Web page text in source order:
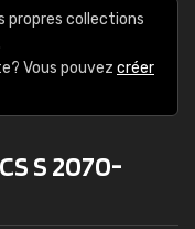
propres collections
Vous pouvez créer
S 2070-